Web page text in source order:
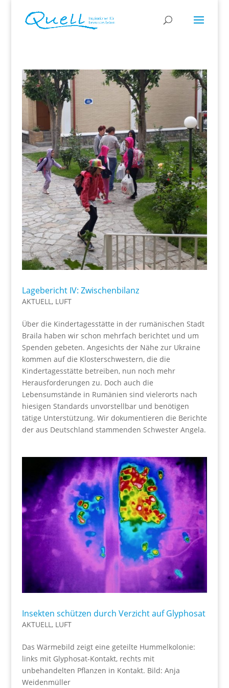
Lagebericht IV: Zwischenbilanz
AKTUELL , LUFT
Über die Kindertagesstätte in der rumänischen Stadt
Braila haben wir schon mehrfach berichtet und um
Spenden gebeten. Angesichts der Nähe zur Ukraine
kommen auf die Klosterschwestern, die die
Kindertagesstätte betreiben, nun noch mehr
Herausforderungen zu. Doch auch die
Lebensumstände in Rumänien sind vielerorts nach
hiesigen Standards unvorstellbar und benötigen
tätige Unterstützung. Wir dokumentieren die Berichte
der aus Deutschland stammenden Schwester Angela.
Insekten schützen durch Verzicht auf Glyphosat
AKTUELL, LUFT
Das Wärmebild zeigt eine geteilte Hummelkolonie:
links mit Glyphosat-Kontakt, rechts mit
unbehandelten Pflanzen in Kontakt. Bild: Anja
Weidenmüller